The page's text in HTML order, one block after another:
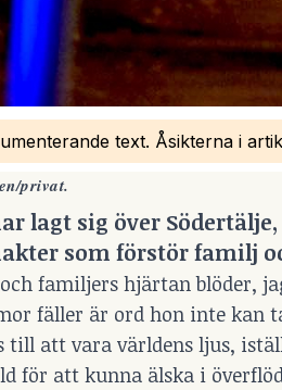
text. Åsikterna i
privat.
lagt sig över
som förstör familj
familjers hjärtan blöder,
fäller är ord hon inte kan
till att vara världens ljus,
för att kunna älska i